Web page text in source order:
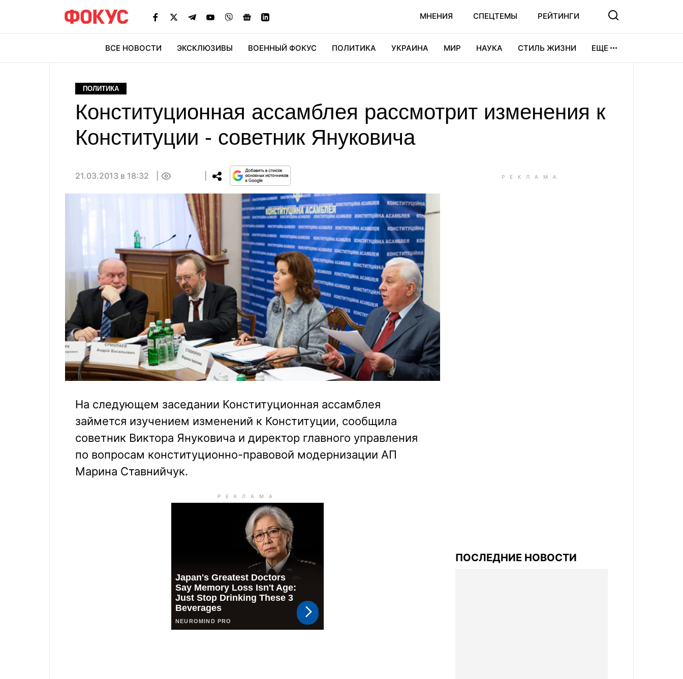
МНЕНИЯ СПЕЦТЕМЫ РЕЙТИНГИ
ВСЕ НОВОСТИ ЭКСКЛЮЗИВЫ ВОЕННЫЙ ФОКУС ПОЛИТИКА УКРАИНА МИР НАУКА СТИЛЬ ЖИЗНИ ЕЩЕ
ПОЛИТИКА
Конституционная ассамблея рассмотрит изменения к
Конституции - советник Януковича
21.03.2013 в 18:32
На следующем заседании Конституционная ассамблея
займется изучением изменений к Конституции, сообщила
советник Виктора Януковича и директор главного управления
по вопросам конституционно-правовой модернизации АП
Марина Ставнийчук.
ПОСЛЕДНИЕ НОВОСТИ